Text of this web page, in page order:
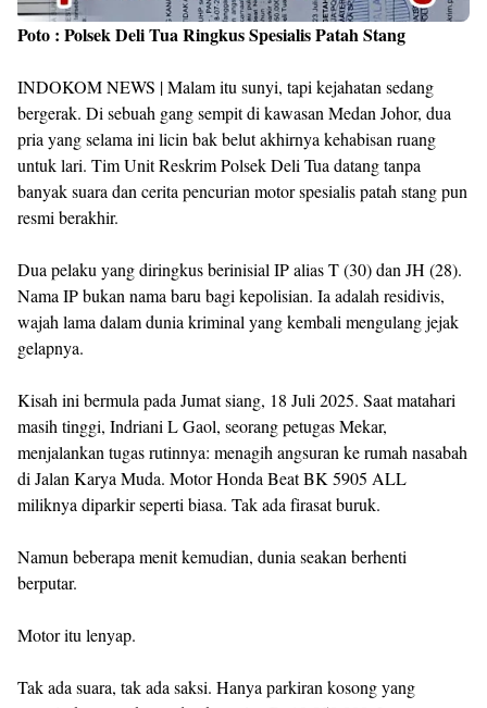
Poto : Polsek Deli Tua Ringkus Spesialis Patah Stang
INDOKOM NEWS | Malam itu sunyi, tapi kejahatan sedang
bergerak. Di sebuah gang sempit di kawasan Medan Johor, dua
pria yang selama ini licin bak belut akhirnya kehabisan ruang
untuk lari. Tim Unit Reskrim Polsek Deli Tua datang tanpa
banyak suara dan cerita pencurian motor spesialis patah stang pun
resmi berakhir.
Dua pelaku yang diringkus berinisial IP alias T (30) dan JH (28).
Nama IP bukan nama baru bagi kepolisian. Ia adalah residivis,
wajah lama dalam dunia kriminal yang kembali mengulang jejak
gelapnya.
Kisah ini bermula pada Jumat siang, 18 Juli 2025. Saat matahari
masih tinggi, Indriani L Gaol, seorang petugas Mekar,
menjalankan tugas rutinnya: menagih angsuran ke rumah nasabah
di Jalan Karya Muda. Motor Honda Beat BK 5905 ALL
miliknya diparkir seperti biasa. Tak ada firasat buruk.
Namun beberapa menit kemudian, dunia seakan berhenti
berputar.
Motor itu lenyap.
Tak ada suara, tak ada saksi. Hanya parkiran kosong yang